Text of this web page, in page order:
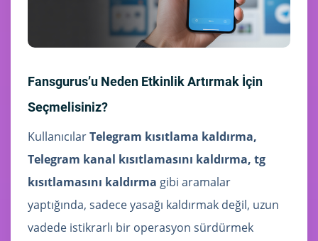
Fansgurus’u Neden Etkinlik Artırmak İçin
Seçmelisiniz?
KullanıcılarTelegram kısıtlama kaldırma,
Telegram kanal kısıtlamasını kaldırma, tg
kısıtlamasını kaldırma gibi aramalar
yaptığında, sadece yasağı kaldırmak değil, uzun
vadede istikrarlı bir operasyon sürdürmek